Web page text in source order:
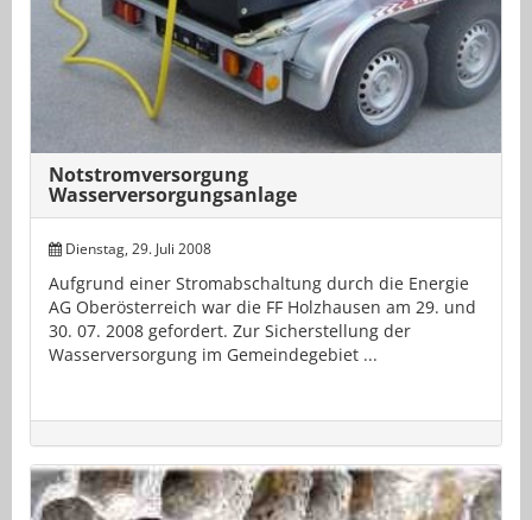
Notstromversorgung
Wasserversorgungsanlage
Dienstag, 29. Juli 2008
Aufgrund einer Stromabschaltung durch die Energie
AG Oberösterreich war die FF Holzhausen am 29. und
30. 07. 2008 gefordert. Zur Sicherstellung der
Wasserversorgung im Gemeindegebiet ...